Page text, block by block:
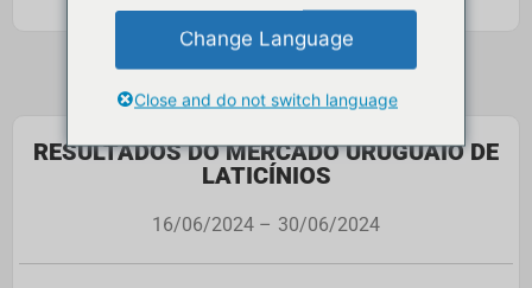
RESULTADOS DO MERCADO URUGUAIO DE
LATICÍNIOS
16/06/2024 – 30/06/2024
Change Language
Close and do not switch language